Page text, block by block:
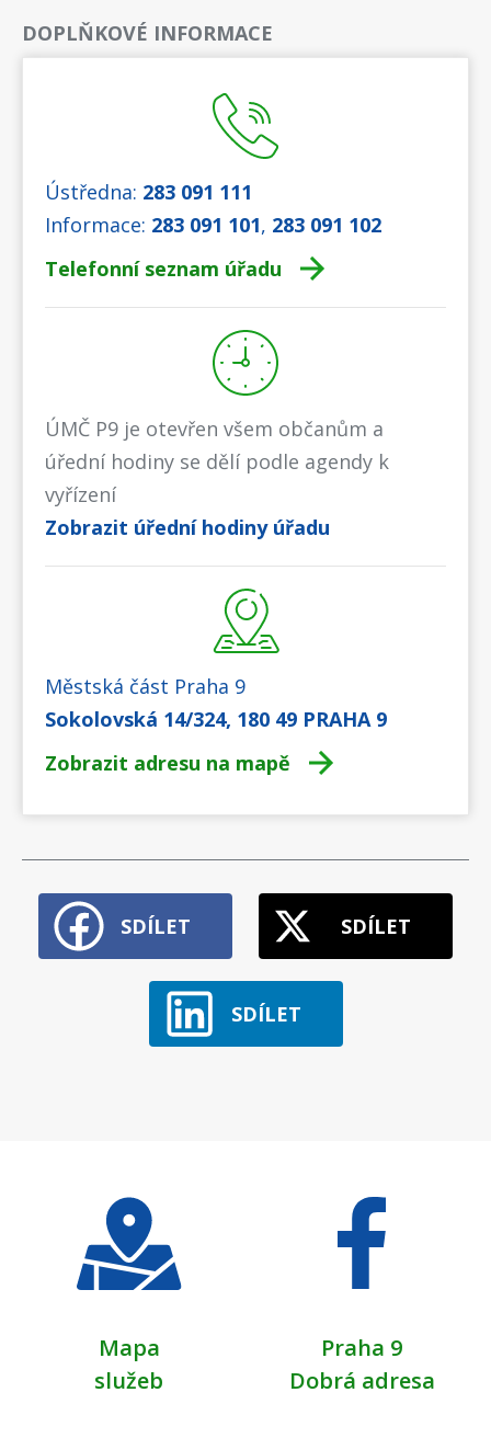
DOPLŇKOVÉ INFORMACE
Ústředna: 283 091 111
Informace: 283 091 101, 283 091 102
Telefonní seznam úřadu
ÚMČ P9 je otevřen všem občanům a
úřední hodiny se dělí podle agendy k
vyřízení
Zobrazit úřední hodiny úřadu
Městská část Praha 9
Sokolovská 14/324, 180 49 PRAHA 9
Zobrazit adresu na mapě
SDÍLET SDÍLET
SDÍLET
Mapa
služeb
Praha 9
Dobrá adresa